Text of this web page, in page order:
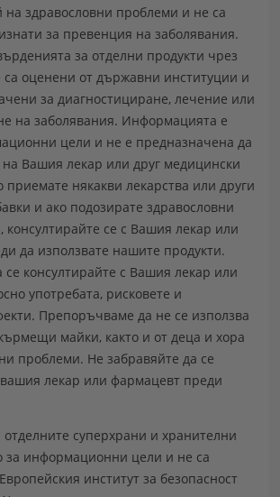
здравословни проблеми и не са
за превенция на заболявания.
за отделни продукти чрез
са оценени от държавни институции и
за диагностициране, лечение или
на заболявания. Информацията е
цели и не е предназначена да
на Вашия лекар или друг медицински
приемате някакви лекарства или други
и ако подозирате здравословни
консултирайте се с Вашия лекар или
да използвате нашите продукти.
се консултирайте с Вашия лекар или
употребата, рисковете и
Препоръчваме да не се използва
майки, както и от деца и хора
проблеми. Не забравяйте да се
вашия лекар или фармацевт преди
отделните суперхрани и хранителни
за информационни цели и не са
институт за безопасност